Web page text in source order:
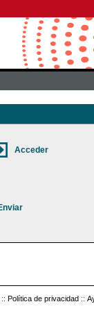
:: Política de privacidad ::